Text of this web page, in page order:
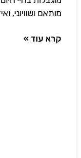
מותאם ושוויוני,
קרא עוד »